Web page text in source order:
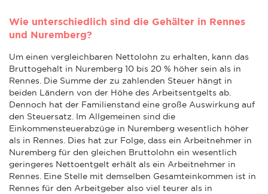
Wie unterschiedlich sind die Gehälter in Rennes
und Nuremberg?
Um einen vergleichbaren Nettolohn zu erhalten, kann das
Bruttogehalt in Nuremberg 10 bis 20 % höher sein als in
Rennes. Die Summe der zu zahlenden Steuer hängt in
beiden Ländern von der Höhe des Arbeitsentgelts ab.
Dennoch hat der Familienstand eine große Auswirkung auf
den Steuersatz. Im Allgemeinen sind die
Einkommensteuerabzüge in Nuremberg wesentlich höher
als in Rennes. Dies hat zur Folge, dass ein Arbeitnehmer in
Nuremberg für den gleichen Bruttolohn ein wesentlich
geringeres Nettoentgelt erhält als ein Arbeitnehmer in
Rennes. Eine Stelle mit demselben Gesamteinkommen ist in
Rennes für den Arbeitgeber also viel teurer als in